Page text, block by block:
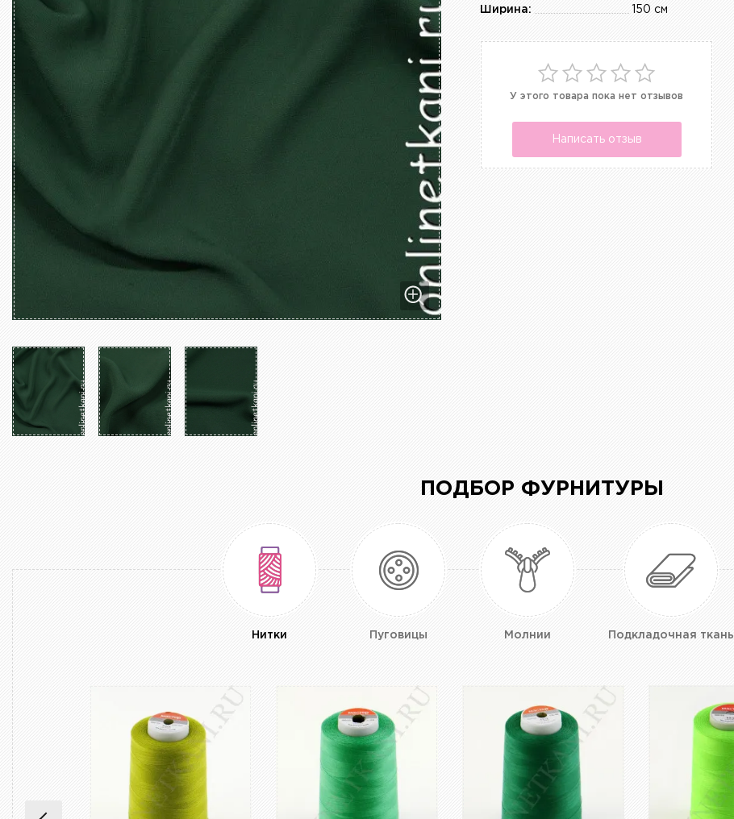
150 см
Ширина:
У этого товара пока нет отзывов
Написать отзыв
ПОДБОР ФУРНИТУРЫ
Нитки Пуговицы Молнии Подкладочная ткань